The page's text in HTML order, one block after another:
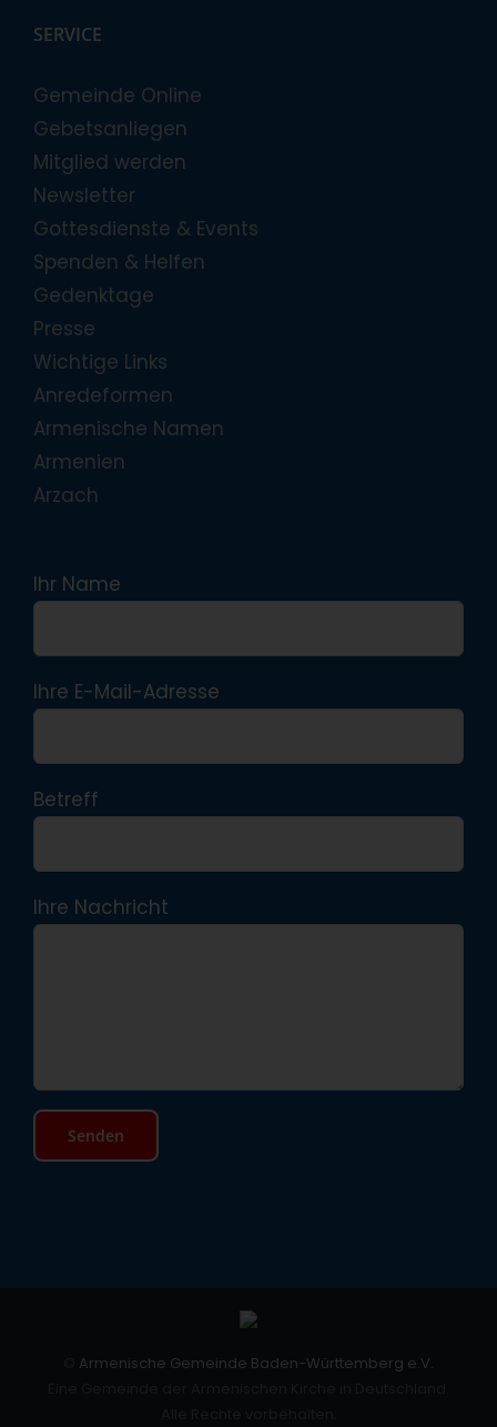
SERVICE
Gemeinde Online
Gebetsanliegen
Mitglied werden
Newsletter
Gottesdienste & Events
Spenden & Helfen
Gedenktage
Presse
Wichtige Links
Anredeformen
Armenische Namen
Armenien
Arzach
Ihr Name
Ihre E-Mail-Adresse
Betreff
Ihre Nachricht
Armenische Gemeinde Baden-Württemberg e.V.